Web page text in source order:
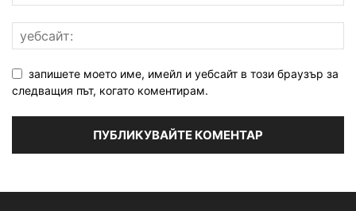
запишете моето име, имейл и уебсайт в този браузър за
следващия път, когато коментирам.